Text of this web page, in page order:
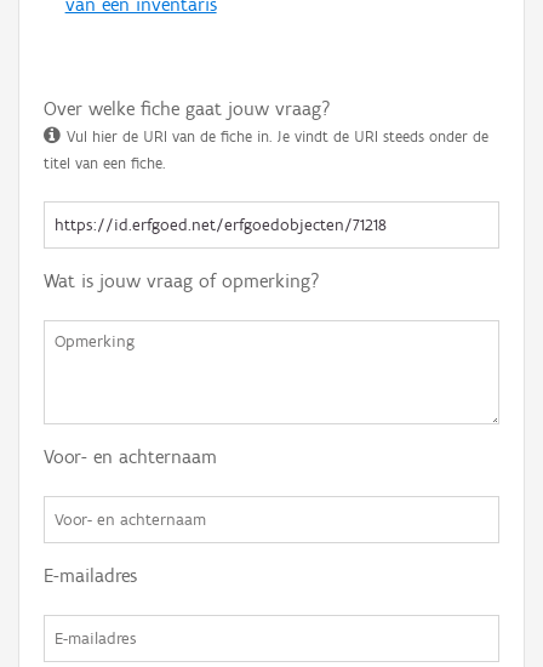
Over welke fiche gaat jouw vraag?
Vul hier de URI van de fiche in. Je vindt de URI steeds onder de
titel van een fiche.
Wat is jouw vraag of opmerking?
Voor- en achternaam
E-mailadres